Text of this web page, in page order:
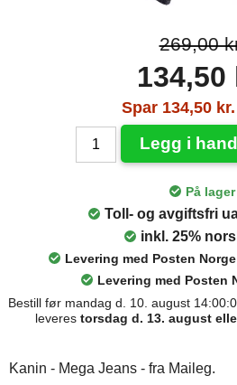
269,00
134,50
Spar 134,50
Legg i
På lager
Toll- og avgiftsfri
inkl. 25%
Levering med Posten
Levering med Posten
Bestill før mandag d. 10. august
leveres torsdag d. 13. august
Kanin - Mega Jeans - fra Maileg.